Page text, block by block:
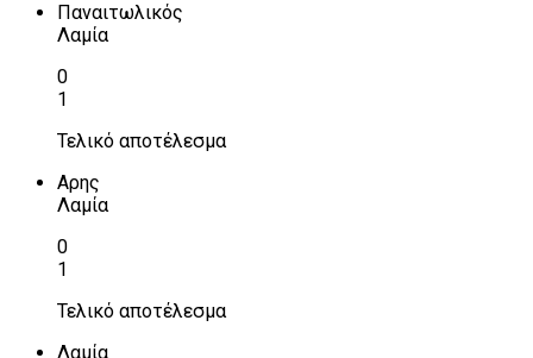
Παναιτωλικός
Λαμία
0
1
Τελικό αποτέλεσμα
Αρης
Λαμία
0
1
Τελικό αποτέλεσμα
Λαμία